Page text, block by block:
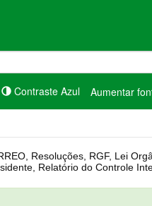
Contraste Azul Aumentar